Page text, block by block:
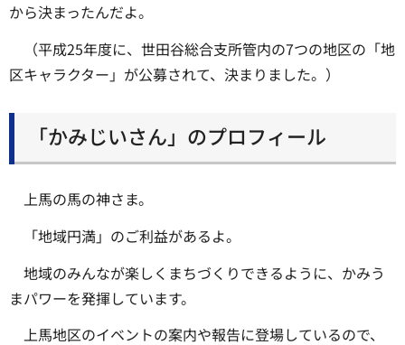
から決まったんだよ。
（平成25年度に、世田谷総合支所管内の7つの地区の「地
区キャラクター」が公募されて、決まりました。）
「かみじいさん」のプロフィール
上馬の馬の神さま。
「地域円満」のご利益があるよ。
地域のみんなが楽しくまちづくりできるように、かみう
まパワーを発揮しています。
上馬地区のイベントの案内や報告に登場しているので、